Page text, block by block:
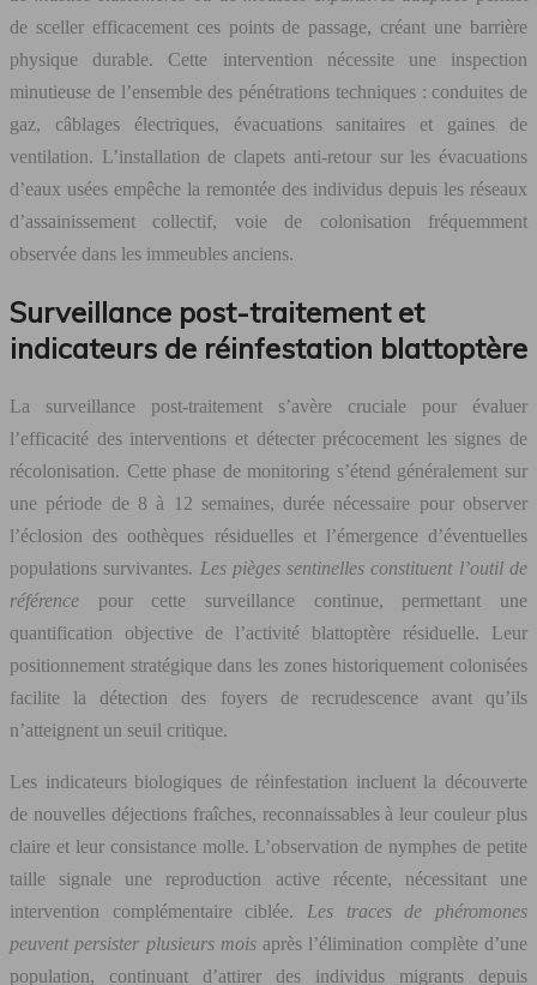
de sceller efficacement ces points de passage, créant une barrière
physique durable. Cette intervention nécessite une inspection
minutieuse de l’ensemble des pénétrations techniques : conduites de
gaz, câblages électriques, évacuations sanitaires et gaines de
ventilation. L’installation de clapets anti-retour sur les évacuations
d’eaux usées empêche la remontée des individus depuis les réseaux
d’assainissement collectif, voie de colonisation fréquemment
observée dans les immeubles anciens.
Surveillance post-traitement et
indicateurs de réinfestation blattoptère
La surveillance post-traitement s’avère cruciale pour évaluer
l’efficacité des interventions et détecter précocement les signes de
récolonisation. Cette phase de monitoring s’étend généralement sur
une période de 8 à 12 semaines, durée nécessaire pour observer
l’éclosion des oothèques résiduelles et l’émergence d’éventuelles
populations survivantes. Les pièges sentinelles constituent l’outil de
référence pour cette surveillance continue, permettant une
quantification objective de l’activité blattoptère résiduelle. Leur
positionnement stratégique dans les zones historiquement colonisées
facilite la détection des foyers de recrudescence avant qu’ils
n’atteignent un seuil critique.
Les indicateurs biologiques de réinfestation incluent la découverte
de nouvelles déjections fraîches, reconnaissables à leur couleur plus
claire et leur consistance molle. L’observation de nymphes de petite
taille signale une reproduction active récente, nécessitant une
intervention complémentaire ciblée. Les traces de phéromones
peuvent persister plusieurs moisaprès l’élimination complète d’une
population, continuant d’attirer des individus migrants depuis